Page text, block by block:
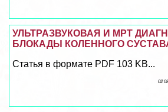
УЛЬТРАЗВУКОВАЯ И МРТ
БЛОКАДЫ КОЛЕННОГО
Статья в формате PDF 103 KB...
02